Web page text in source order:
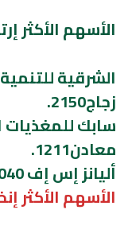
الأسهم الأكثر
الشرقية للتنمية6060.
زجاج2150.
سابك للمغذيات
معادن1211.
أليانز إس إف 8040.
الأسهم الأكثر